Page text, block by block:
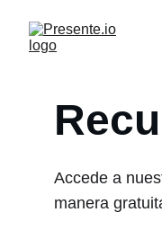
Accede a
manera